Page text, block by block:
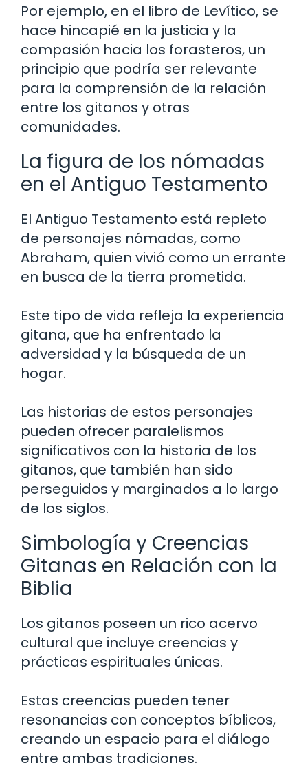
Por ejemplo, en el libro de Levítico, se
hace hincapié en la justicia y la
compasión hacia los forasteros, un
principio que podría ser relevante
para la comprensión de la relación
entre los gitanos y otras
comunidades.
La figura de los nómadas
en el Antiguo Testamento
El Antiguo Testamento está repleto
de personajes nómadas, como
Abraham, quien vivió como un errante
en busca de la tierra prometida.
Este tipo de vida refleja la experiencia
gitana, que ha enfrentado la
adversidad y la búsqueda de un
hogar.
Las historias de estos personajes
pueden ofrecer paralelismos
significativos con la historia de los
gitanos, que también han sido
perseguidos y marginados a lo largo
de los siglos.
Simbología y Creencias
Gitanas en Relación con la
Biblia
Los gitanos poseen un rico acervo
cultural que incluye creencias y
prácticas espirituales únicas.
Estas creencias pueden tener
resonancias con conceptos bíblicos,
creando un espacio para el diálogo
entre ambas tradiciones.